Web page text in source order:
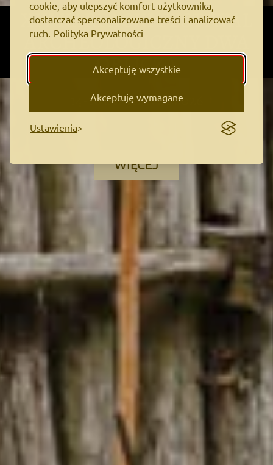
cookie, aby ulepszyć komfort użytkownika,
dostarczać spersonalizowane treści i analizować
ruch. Polityka Prywatności
Akceptuję wszystkie
Akceptuję wymagane
Ustawienia
XIV KARPACKI FESTIWAL
ARCHEOLOGICZNY DWA
OBLICZA
14-16 SIERPNIA 2026
WIĘCEJ